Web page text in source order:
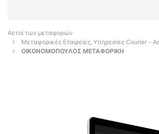
Αετοί των μεταφορών
Μεταφορικές Εταιρείες, Υπηρεσίες Courier -
ΟΙΚΟΝΟΜΟΠΟΥΛΟΣ ΜΕΤΑΦΟΡΙΚΗ